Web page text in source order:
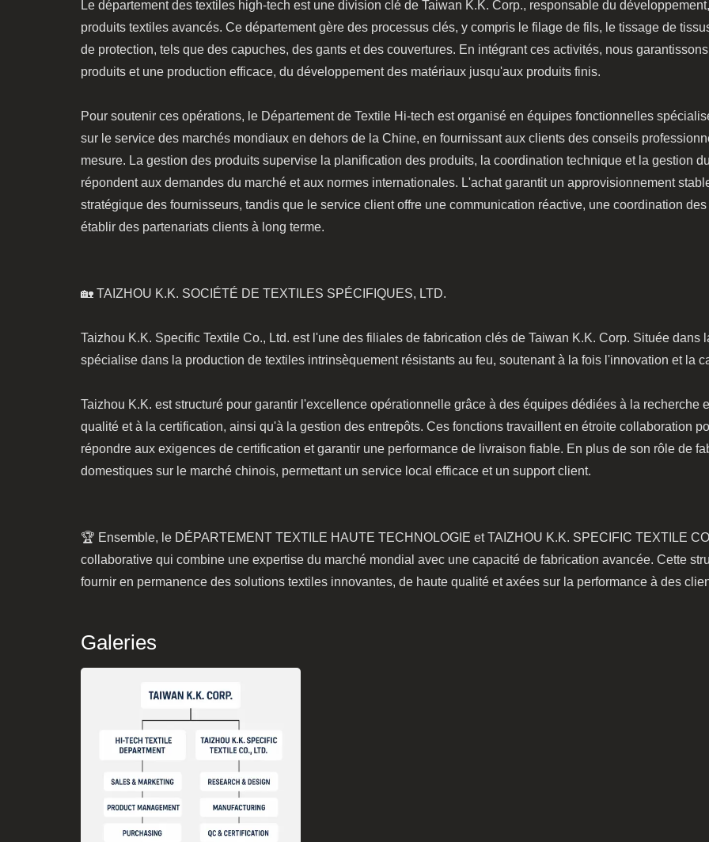
Le département des textiles high-tech est une division clé de Taiwan K.K. Corp., responsable du
produits textiles avancés. Ce département gère des processus clés, y compris le filage de fils, le tissage de
de protection, tels que des capuches, des gants et des couvertures. En intégrant ces activités, nous
produits et une production efficace, du développement des matériaux jusqu'aux produits finis.
Pour soutenir ces opérations, le Département de Textile Hi-tech est organisé en équipes fonctionnelles
sur le service des marchés mondiaux en dehors de la Chine, en fournissant aux clients des conseils
mesure. La gestion des produits supervise la planification des produits, la coordination technique et la gestion
répondent aux demandes du marché et aux normes internationales. L'achat garantit un approvisionnement
stratégique des fournisseurs, tandis que le service client offre une communication réactive, une coordination
établir des partenariats clients à long terme.
🏡 TAIZHOU K.K. SOCIÉTÉ DE TEXTILES SPÉCIFIQUES, LTD.
Taizhou K.K. Specific Textile Co., Ltd. est l'une des filiales de fabrication clés de Taiwan K.K. Corp. Située
spécialise dans la production de textiles intrinsèquement résistants au feu, soutenant à la fois l'innovation et la
Taizhou K.K. est structuré pour garantir l'excellence opérationnelle grâce à des équipes dédiées à la recherche
qualité et à la certification, ainsi qu'à la gestion des entrepôts. Ces fonctions travaillent en étroite collaboration
répondre aux exigences de certification et garantir une performance de livraison fiable. En plus de son rôle de
domestiques sur le marché chinois, permettant un service local efficace et un support client.
🏆 Ensemble, le DÉPARTEMENT TEXTILE HAUTE TECHNOLOGIE et TAIZHOU K.K. SPECIFIC TEXTILE
collaborative qui combine une expertise du marché mondial avec une capacité de fabrication avancée. Cette
fournir en permanence des solutions textiles innovantes, de haute qualité et axées sur la performance à des
Galeries